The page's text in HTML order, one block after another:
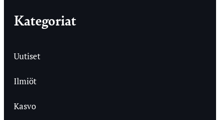
Kategoriat
Uutiset
Ilmiöt
Kasvo